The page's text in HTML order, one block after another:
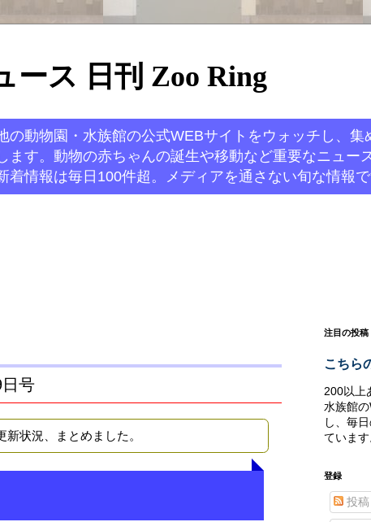
ース 日刊 Zoo Ring
の動物園・水族館の公式WEBサイトをウォッチし、集
ます。動物の赤ちゃんの誕生や移動など重要なニュー
情報は毎日100件超。メディアを通さない旬な情報で
号
状況、まとめました。
注目の投稿
こちら
200以上
水族館
し、毎
ています
登録
投稿